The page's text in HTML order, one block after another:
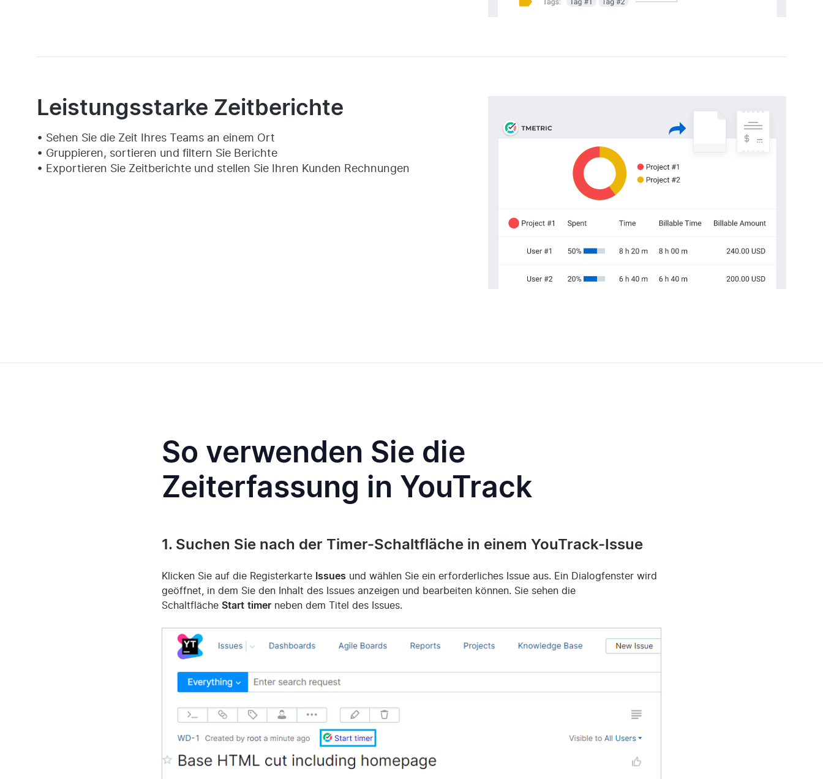
Leistungsstarke Zeitberichte
Sehen Sie die Zeit Ihres Teams an einem Ort
Gruppieren, sortieren und filtern Sie Berichte
Exportieren Sie Zeitberichte und stellen Sie Ihren Kunden Rechnungen
So verwenden Sie die
Zeiterfassung in YouTrack
1. Suchen Sie nach der Timer-Schaltfläche in einem YouTrack-Issue
Klicken Sie auf die Registerkarte Issues und wählen Sie ein erforderliches Issue aus. Ein Dialogfenster wird
geöffnet, in dem Sie den Inhalt des Issues anzeigen und bearbeiten können. Sie sehen die
Schaltfläche Start timer neben dem Titel des Issues.